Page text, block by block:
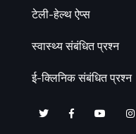
टेली-हेल्थ ऐप्स
स्वास्थ्य संबंधित प्रश्न
ई-क्लिनिक संबंधित प्रश्न